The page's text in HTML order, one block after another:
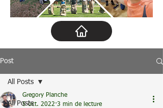
Post
All Posts
All Posts
Gregory Planche
5 oct. 2022 3 min de lecture